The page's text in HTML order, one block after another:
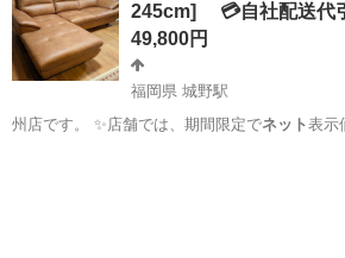
245cm] 💳自社配送代
49,800円
福岡県 城野駅
州店です。 ✨️店舗では、期間限定でネット表示